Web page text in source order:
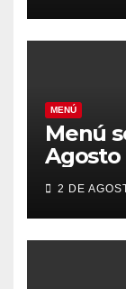
MENÚ
Menú
Agosto
2 DE